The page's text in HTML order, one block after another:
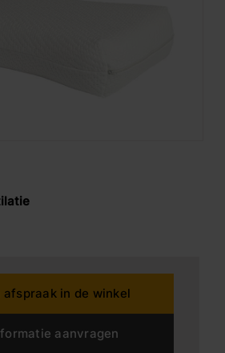
afspraak in de winkel
aanvragen